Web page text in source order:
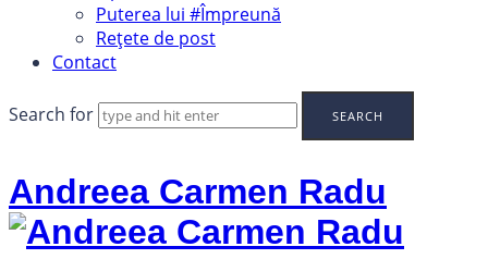
Puterea lui #Împreună
Rețete de post
Contact
Search for
Andreea Carmen Radu